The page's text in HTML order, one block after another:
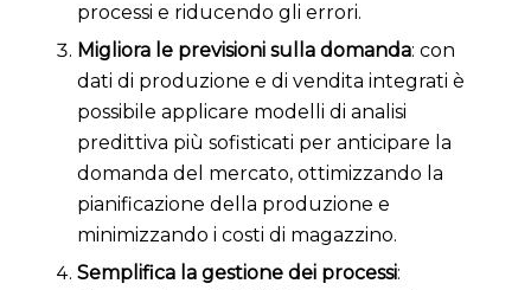
processi e riducendo gli errori.
Migliora le previsioni sulla domanda: con
dati di produzione e di vendita integrati è
possibile applicare modelli di analisi
predittiva più sofisticati per anticipare la
domanda del mercato, ottimizzando la
pianificazione della produzione e
minimizzando i costi di magazzino.
Semplifica la gestione dei processi: